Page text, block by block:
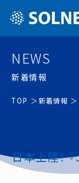
NEWS
新着情報
TOP 新着情報
日本上陸！